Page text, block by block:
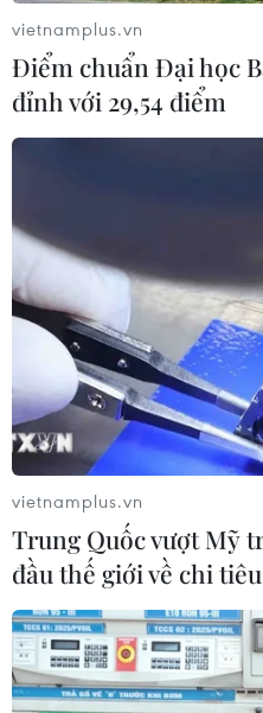
Khám phá
họa Hòn Thiên
22/01/2021 02:26
3D độc đáo giới thiệu
văn hóa của Ninh Thuận tới
Ninh Thuận đưa
vietnamplus.vn
Điểm chuẩn Đại học
đỉnh với 29,54 điểm
vietnamplus.vn
Trung Quốc vượt Mỹ
đầu thế giới về chi